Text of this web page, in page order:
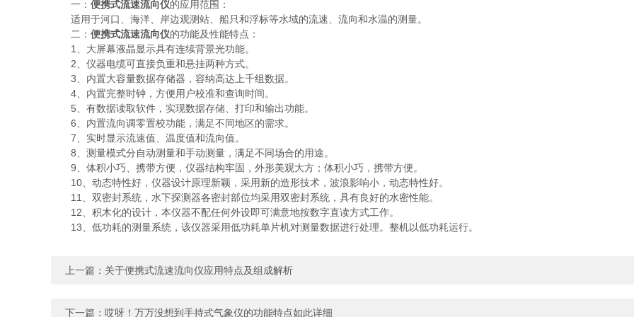
一： 便携式流速流向仪的应用范围：
适用于河口、海洋、岸边观测站、船只和浮标等水域的流速、流向和水温的测量。
二： 便携式流速流向仪的功能及性能特点：
1、大屏幕液晶显示具有连续背景光功能。
2、仪器电缆可直接负重和悬挂两种方式。
3、内置大容量数据存储器，容纳高达上千组数据。
4、内置完整时钟，方便用户校准和查询时间。
5、有数据读取软件，实现数据存储、打印和输出功能。
6、内置流向调零置校功能，满足不同地区的需求。
7、实时显示流速值、温度值和流向值。
8、测量模式分自动测量和手动测量，满足不同场合的用途。
9、体积小巧、携带方便，仪器结构牢固，外形美观大方；体积小巧，携带方便。
10、动态特性好，仪器设计原理新颖，采用新的造形技术，波浪影响小，动态特性好。
11、双密封系统，水下探测器各密封部位均采用双密封系统，具有良好的水密性能。
12、积木化的设计，本仪器不配任何外设即可满意地按数字直读方式工作。
13、低功耗的测量系统，该仪器采用低功耗单片机对测量数据进行处理。整机以低功耗运行。
上一篇： 关于便携式流速流向仪应用特点及组成解析
下一篇： 哎呀！万万没想到手持式气象仪的功能特点如此详细